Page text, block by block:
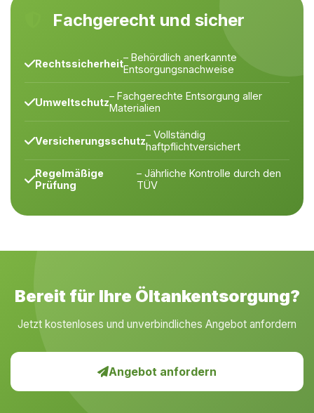
Fachgerecht und sicher
Rechtssicherheit– Behördlich anerkannte
Entsorgungsnachweise
Umweltschutz– Fachgerechte Entsorgung aller
Materialien
Versicherungsschutz– Vollständig
haftpflichtversichert
Regelmäßige
Prüfung
– Jährliche Kontrolle durch den
TÜV
Bereit für Ihre Öltankentsorgung?
Jetzt kostenloses und unverbindliches Angebot anfordern
Angebot anfordern